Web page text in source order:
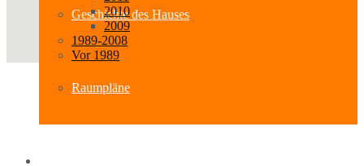
Geschichte des Hauses
Raumpläne
2010
2009
1989-2008
Vor 1989